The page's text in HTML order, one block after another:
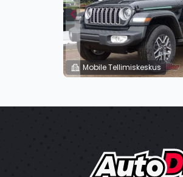
Mobile Tellimiskeskus